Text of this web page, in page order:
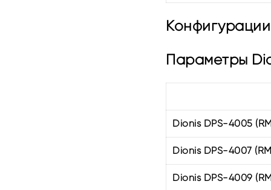
Параметры
Dionis DPS-4005
Dionis DPS-4007
Dionis DPS-4009